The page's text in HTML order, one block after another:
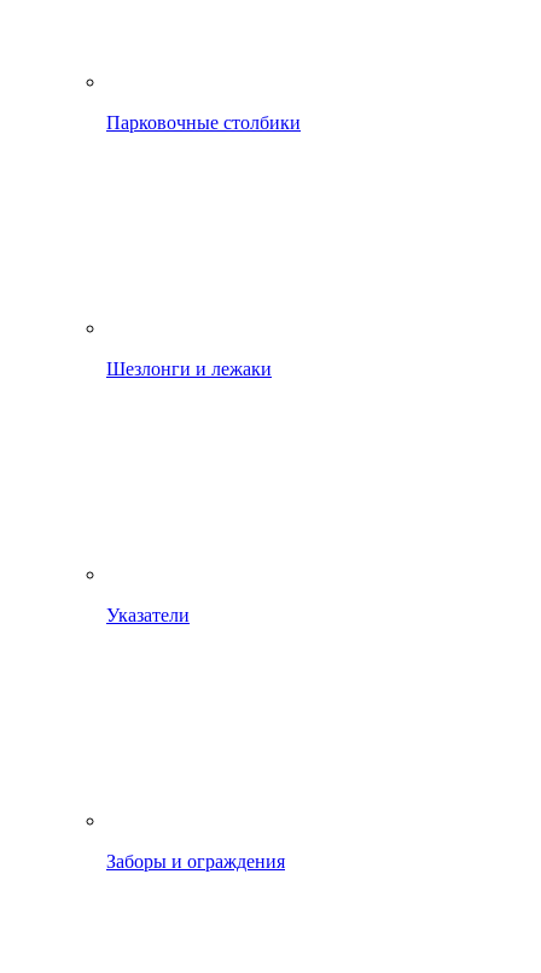
Парковочные столбики
Шезлонги и лежаки
Указатели
Заборы и ограждения